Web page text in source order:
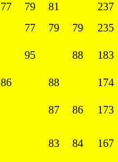
77 79 81
237
77 79 79
235
95 88
183
86 88
174
87 86
173
83 84 167